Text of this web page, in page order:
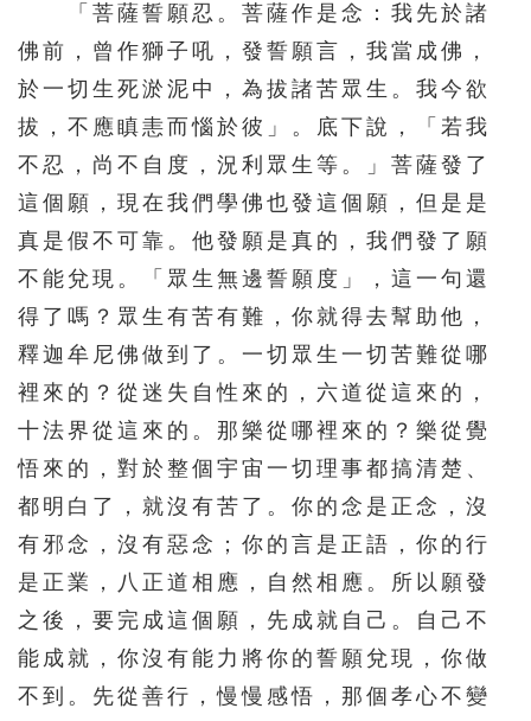
「菩薩誓願忍。菩薩作是念：我先於諸
佛前，曾作獅子吼，發誓願言，我當成佛，
於一切生死淤泥中，為拔諸苦眾生。我今欲
拔，不應瞋恚而惱於彼」。底下說，「若我
不忍，尚不自度，況利眾生等。」菩薩發了
這個願，現在我們學佛也發這個願，但是是
真是假不可靠。他發願是真的，我們發了願
不能兌現。「眾生無邊誓願度」，這一句還
得了嗎？眾生有苦有難，你就得去幫助他，
釋迦牟尼佛做到了。一切眾生一切苦難從哪
裡來的？從迷失自性來的，六道從這來的，
十法界從這來的。那樂從哪裡來的？樂從覺
悟來的，對於整個宇宙一切理事都搞清楚、
都明白了，就沒有苦了。你的念是正念，沒
有邪念，沒有惡念；你的言是正語，你的行
是正業，八正道相應，自然相應。所以願發
之後，要完成這個願，先成就自己。自己不
能成就，你沒有能力將你的誓願兌現，你做
不到。先從善行，慢慢感悟，那個孝心不變